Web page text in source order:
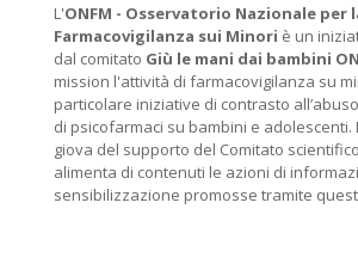
L'ONFM - Osservatorio Nazionale per
Farmacovigilanza sui Minori è un
dal comitato Giù le mani dai bambini
mission l'attività di farmacovigilanza su
particolare iniziative di contrasto
di psicofarmaci su bambini e adolescenti.
giova del supporto del Comitato
alimenta di contenuti le azioni di
sensibilizzazione promosse tramite